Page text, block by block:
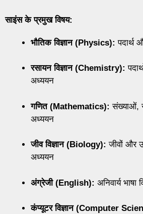
साइंस के प्रमुख विषय:
भौतिक विज्ञान (Physics): पदार्थ
रसायन विज्ञान (Chemistry):
अध्ययन
गणित (Mathematics): संख्याओं,
अध्ययन
जीव विज्ञान (Biology): जीवों और
अध्ययन
अंग्रेजी (English): अनिवार्य भाषा
कंप्यूटर विज्ञान (Computer